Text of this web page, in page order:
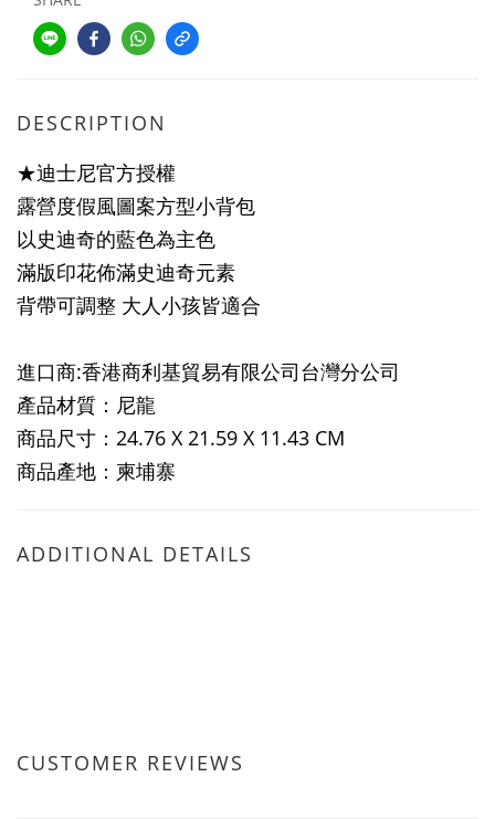
DESCRIPTION
★迪士尼官方授權
露營度假風圖案方型小背包
以史迪奇的藍色為主色
滿版印花佈滿史迪奇元素
背帶可調整 大人小孩皆適合
進口商:香港商利基貿易有限公司台灣分公司
產品材質：尼龍
商品尺寸：24.76 X 21.59 X 11.43 CM
商品產地：柬埔寨
ADDITIONAL DETAILS
CUSTOMER REVIEWS